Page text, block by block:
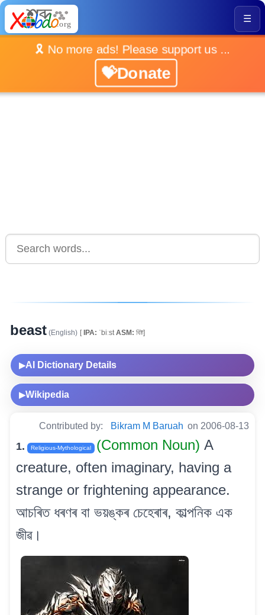
☰
🎗️ No more ads! Please support us ...
💝Donate
beast (English) [IPA: ˈbiːstASM: বিষ্ট]
▶AI Dictionary Details
▶Wikipedia
Contributed by: Bikram M Baruah on 2006-08-13
1. Religious-Mythological (Common Noun) A
creature, often imaginary, having a
strange or frightening appearance.
আচৰিত ধৰণৰ বা ভয়ঙ্কৰ চেহেৰাৰ, কাল্পনিক এক
জীৱ।